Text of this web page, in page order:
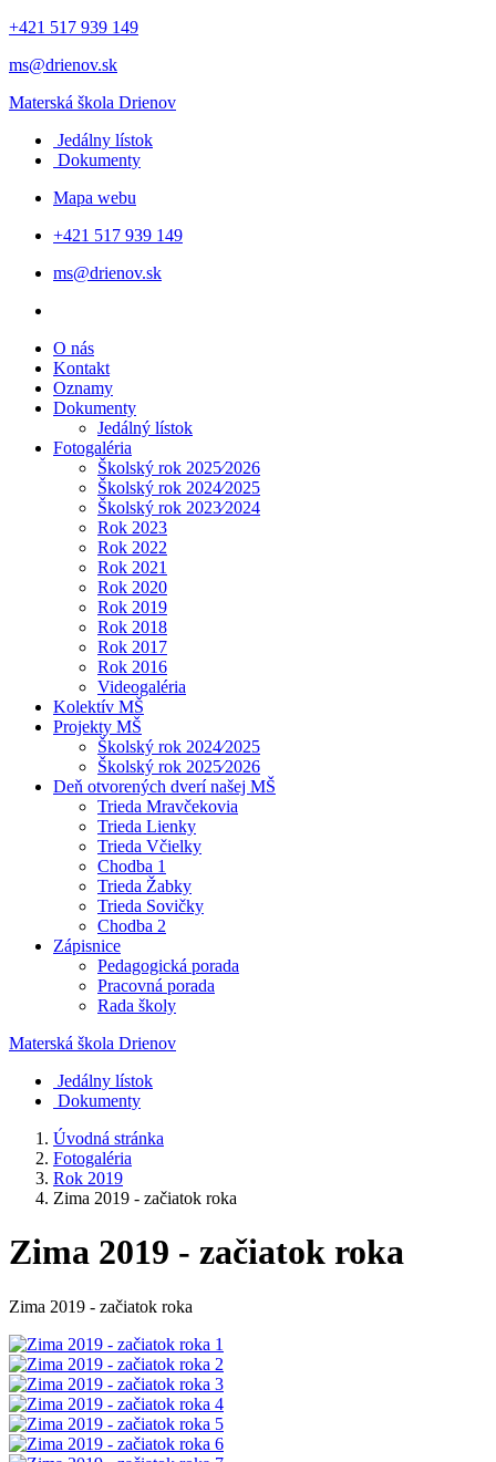
+421 517 939 149
ms@drienov.sk
Materská škola Drienov
Jedálny lístok
Dokumenty
Mapa webu
+421 517 939 149
ms@drienov.sk
O nás
Kontakt
Oznamy
Dokumenty
Jedálný lístok
Fotogaléria
Školský rok 2025⁄2026
Školský rok 2024⁄2025
Školský rok 2023⁄2024
Rok 2023
Rok 2022
Rok 2021
Rok 2020
Rok 2019
Rok 2018
Rok 2017
Rok 2016
Videogaléria
Kolektív MŠ
Projekty MŠ
Školský rok 2024⁄2025
Školský rok 2025⁄2026
Deň otvorených dverí našej MŠ
Trieda Mravčekovia
Trieda Lienky
Trieda Včielky
Chodba 1
Trieda Žabky
Trieda Sovičky
Chodba 2
Zápisnice
Pedagogická porada
Pracovná porada
Rada školy
Materská škola Drienov
Jedálny lístok
Dokumenty
Úvodná stránka
Fotogaléria
Rok 2019
Zima 2019 - začiatok roka
Zima 2019 - začiatok roka
Zima 2019 - začiatok roka